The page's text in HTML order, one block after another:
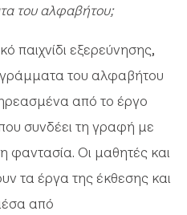
του αλφαβήτου;
παιχνίδι εξερεύνησης,
του αλφαβήτου
από το έργο
συνδέει τη γραφή με
φαντασία. Οι μαθητές και
τα έργα της έκθεσης και
από